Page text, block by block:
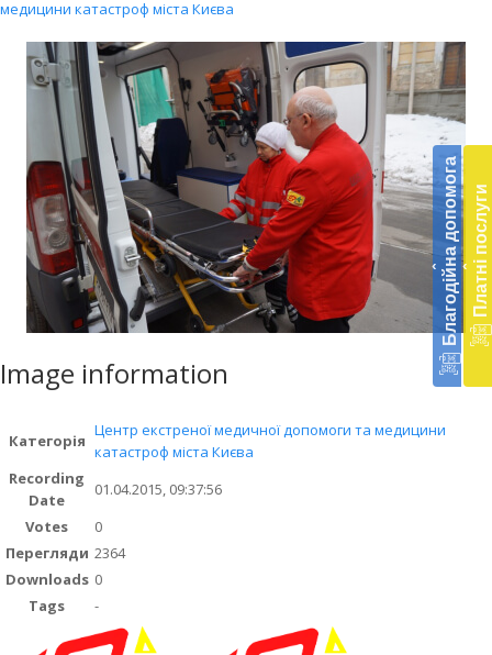
‹ Благодійна допомога‹ Платні послуги
медицини катастроф міста Києва
Image information
Категорія
Центр екстреної медичної допомоги та медицини
катастроф міста Києва
Recording
Date
01.04.2015, 09:37:56
Votes
0
Перегляди 2364
Downloads 0
Tags
-